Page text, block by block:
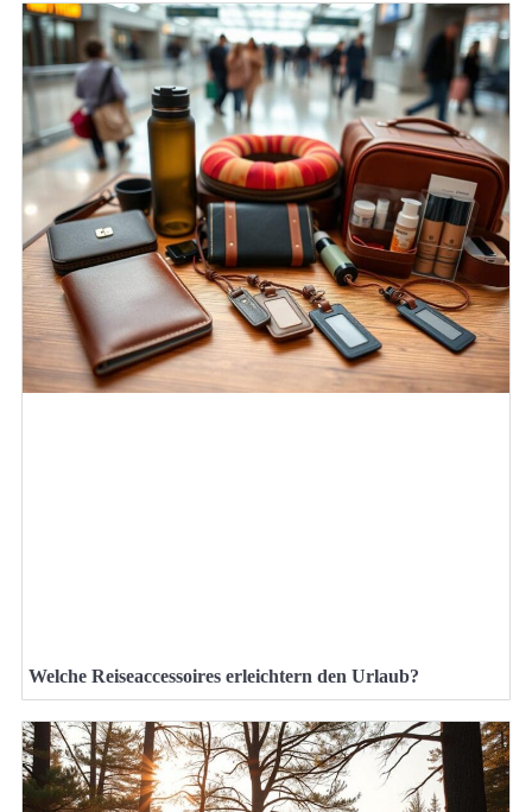
Welche Reiseaccessoires erleichtern den Urlaub?